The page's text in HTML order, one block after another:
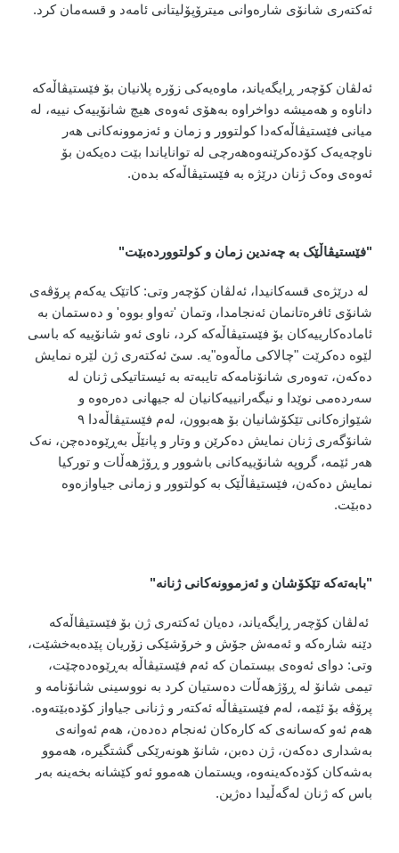
ئەکتەری شانۆی شارەوانی میترۆپۆلیتانی ئامەد و قسەمان کرد.
ئەلڤان کۆچەر ڕایگەیاند، ماوەیەکی زۆرە پلانیان بۆ فێستیڤاڵەکە
داناوە و هەمیشە دواخراوە بەهۆی ئەوەی هیچ شانۆییەک نییە، لە
میانی فێستیڤاڵەکەدا کولتوور و زمان و ئەزموونەکانی هەر
ناوچەیەک کۆدەکرێنەوەهەرچی لە توانایاندا بێت دەیکەن بۆ
ئەوەی وەک ژنان درێژە بە فێستیڤاڵەکە بدەن.
"فێستیڤاڵێک بە چەندین زمان و کولتووردەبێت"
لە درێژەی قسەکانیدا، ئەلڤان کۆچەر وتی: کاتێک یەکەم پرۆڤەی
شانۆی ئافرەتانمان ئەنجامدا، وتمان 'تەواو بووە' و دەستمان بە
ئامادەکارییەکان بۆ فێستیڤاڵەکە کرد، ناوی ئەو شانۆییە کە باسی
لێوە دەکرێت "چالاکی ماڵەوە"یە. سێ ئەکتەری ژن لێرە نمایش
دەکەن، تەوەری شانۆنامەکە تایبەتە بە ئیستاتیکی ژنان لە
سەردەمی نوێدا و نیگەرانییەکانیان لە جیهانی دەرەوە و
شێوازەکانی تێکۆشانیان بۆ هەبوون، لەم فێستیڤاڵەدا ٩
شانۆگەری ژنان نمایش دەکرێن و وتار و پانێڵ بەڕێوەدەچن، نەک
هەر ئێمە، گروپە شانۆییەکانی باشوور و ڕۆژهەڵات و تورکیا
نمایش دەکەن، فێستیڤاڵێک بە کولتوور و زمانی جیاوازەوە
دەبێت.
"بابەتەکە تێکۆشان و ئەزموونەکانی ژنانە"
ئەلڤان کۆچەر ڕایگەیاند، دەیان ئەکتەری ژن بۆ فێستیڤاڵەکە
دێنە شارەکە و ئەمەش جۆش و خرۆشێکی زۆریان پێدەبەخشێت،
وتی: دوای ئەوەی بیستمان کە ئەم فێستیڤاڵە بەڕێوەدەچێت،
تیمی شانۆ لە ڕۆژهەڵات دەستیان کرد بە نووسینی شانۆنامە و
پرۆڤە بۆ ئێمە، لەم فێستیڤاڵە ئەکتەر و ژنانی جیاواز کۆدەبێتەوە.
هەم ئەو کەسانەی کە کارەکان ئەنجام دەدەن، هەم ئەوانەی
بەشداری دەکەن، ژن دەبن، شانۆ هونەرێکی گشتگیرە، هەموو
بەشەکان کۆدەکەینەوە، ویستمان هەموو ئەو کێشانە بخەینە بەر
باس کە ژنان لەگەڵیدا دەژین.